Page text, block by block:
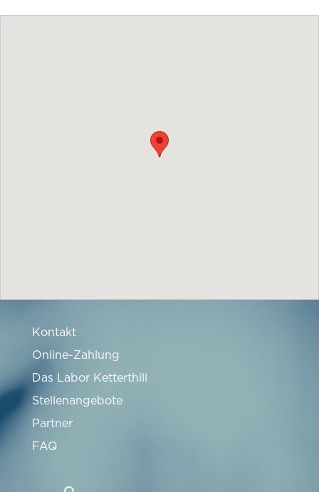
Kontakt
Online-Zahlung
Das Labor Ketterthill
Stellenangebote
Partner
FAQ